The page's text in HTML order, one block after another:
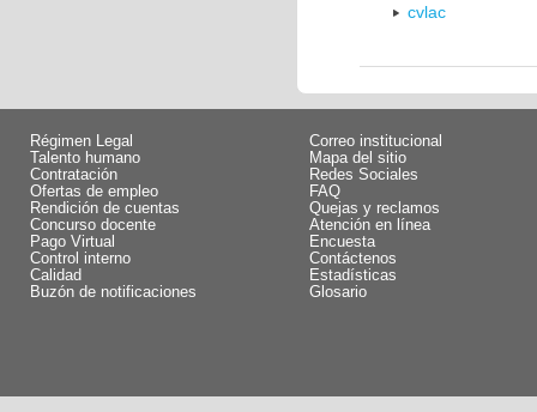
cvlac
Régimen Legal
Talento humano
Contratación
Ofertas de empleo
Rendición de cuentas
Concurso docente
Pago Virtual
Control interno
Calidad
Buzón de notificaciones
Correo institucional
Mapa del sitio
Redes Sociales
FAQ
Quejas y reclamos
Atención en línea
Encuesta
Contáctenos
Estadísticas
Glosario